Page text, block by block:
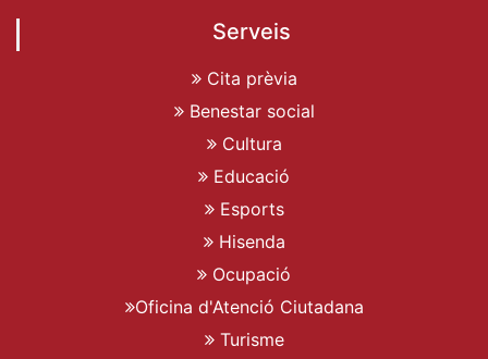
Serveis
Cita prèvia
Benestar social
Cultura
Educació
Esports
Hisenda
Ocupació
Oficina d'Atenció Ciutadana
Turisme